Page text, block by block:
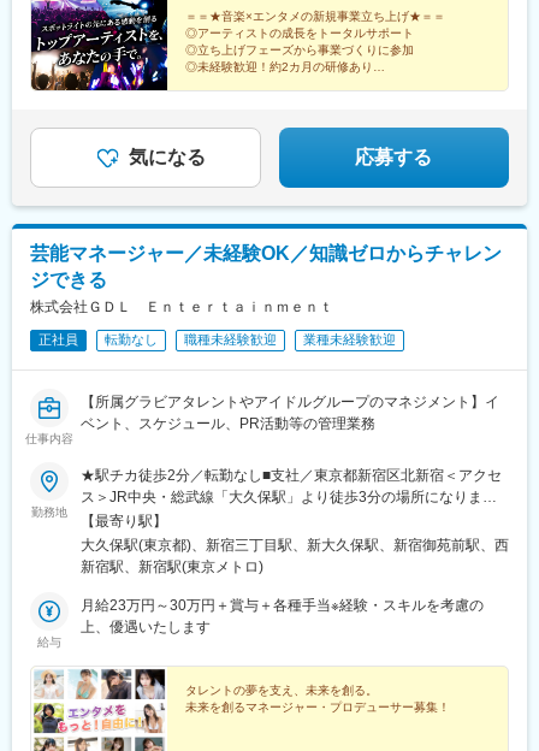
＝＝★音楽×エンタメの新規事業立ち上げ★＝＝
◎アーティストの成長をトータルサポート
◎立ち上げフェーズから事業づくりに参加
◎未経験歓迎！約2カ月の研修あり
気になる 応募する
芸能マネージャー／未経験OK／知識ゼロからチャレン
ジできる
株式会社ＧＤＬ Ｅｎｔｅｒｔａｉｎｍｅｎｔ
正社員 転勤なし 職種未経験歓迎 業種未経験歓迎
仕事内容
【所属グラビアタレントやアイドルグループのマネジメント】イ
ベント、スケジュール、PR活動等の管理業務
勤務地
★駅チカ徒歩2分／転勤なし■支社／東京都新宿区北新宿＜アクセ
ス＞JR中央・総武線「大久保駅」より徒歩3分の場所になりま
す。※詳細は面接時にお伝えいたします。■本社／東京都新宿区新
宿2-5-12 新宿AVENUE 6F＜アクセス＞各線「新宿三丁目駅」よ
り徒歩3分※受動喫煙対策：屋内禁煙
【最寄り駅】
大久保駅(東京都)、新宿三丁目駅、新大久保駅、新宿御苑前駅、西
新宿駅、新宿駅(東京メトロ)
給与
月給23万円～30万円＋賞与＋各種手当※経験・スキルを考慮の
上、優遇いたします
タレントの夢を支え、未来を創る。
未来を創るマネージャー・プロデューサー募集！